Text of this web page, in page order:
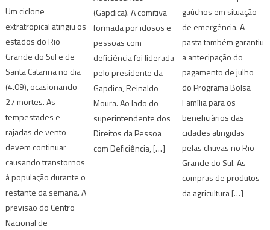
Um ciclone
extratropical atingiu os
estados do Rio
Grande do Sul e de
Santa Catarina no dia
(4.09), ocasionando
27 mortes. As
tempestades e
rajadas de vento
devem continuar
causando transtornos
à população durante o
restante da semana. A
previsão do Centro
Nacional de
(Gapdica). A comitiva
formada por idosos e
pessoas com
deficiência foi liderada
pelo presidente da
Gapdica, Reinaldo
Moura. Ao lado do
superintendente dos
Direitos da Pessoa
com Deficiência, […]
gaúchos em situação
de emergência. A
pasta também garantiu
a antecipação do
pagamento de julho
do Programa Bolsa
Família para os
beneficiários das
cidades atingidas
pelas chuvas no Rio
Grande do Sul. As
compras de produtos
da agricultura […]